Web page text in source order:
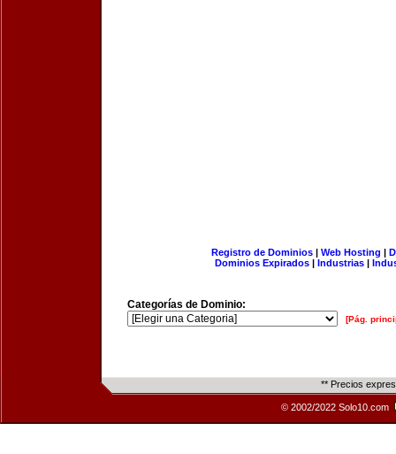
Registro de Dominios| Web Hosting |
Dominios Expirados | Industrias |
Categorías de Dominio:
[Pág.
** Precios
© 2002/2022 Solo10.com